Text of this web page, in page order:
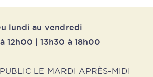
lundi au vendredi
12h00 | 13h30 à 18h00
LE MARDI APRÈS-MIDI